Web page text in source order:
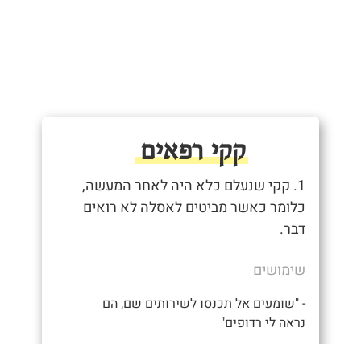
קקי רפאים
1. קקי שנעלם כלא היה לאחר המעשה,
כלומר כאשר מביטים לאסלה לא רואים
דבר.
שימושים
- "שומעים אל תכנסו לשירותים שם, הם
נראה לי רדופים"